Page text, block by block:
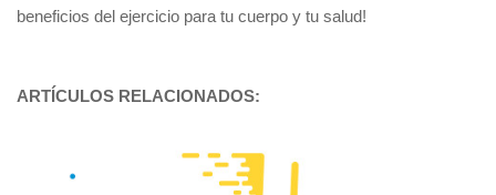
beneficios del ejercicio para tu cuerpo y tu salud!
ARTÍCULOS RELACIONADOS: